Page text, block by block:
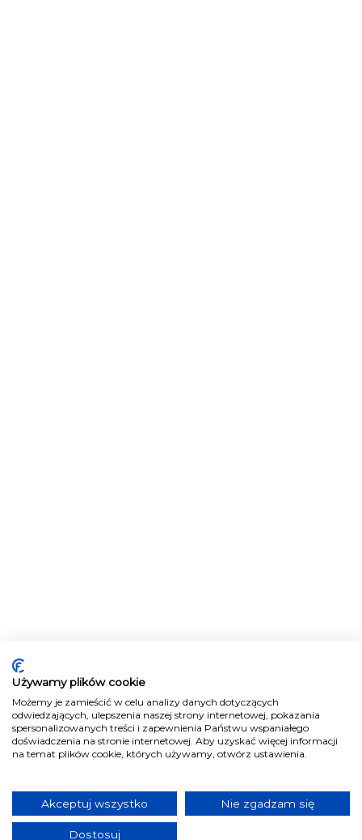
Używamy plików cookie
Możemy je zamieścić w celu analizy danych dotyczących
odwiedzających, ulepszenia naszej strony internetowej, pokazania
spersonalizowanych treści i zapewnienia Państwu wspaniałego
doświadczenia na stronie internetowej. Aby uzyskać więcej informacji
na temat plików cookie, których używamy, otwórz ustawienia.
Akceptuj wszystko Nie zgadzam się
Dostosuj